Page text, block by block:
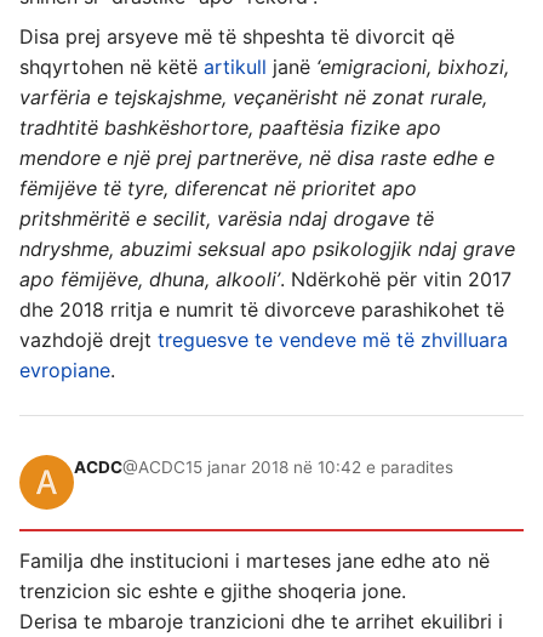
Disa prej arsyeve më të shpeshta të divorcit që
shqyrtohen në këtë artikull janë ‘emigracioni, bixhozi,
varfëria e tejskajshme, veçanërisht në zonat rurale,
tradhtitë bashkëshortore, paaftësia fizike apo
mendore e një prej partnerëve, në disa raste edhe e
fëmijëve të tyre, diferencat në prioritet apo
pritshmëritë e secilit, varësia ndaj drogave të
ndryshme, abuzimi seksual apo psikologjik ndaj grave
apo fëmijëve, dhuna, alkooli’. Ndërkohë për vitin 2017
dhe 2018 rritja e numrit të divorceve parashikohet të
vazhdojë drejt treguesve te vendeve më të zhvilluara
evropiane.
ACDC@ACDC15 janar 2018 në 10:42 e paradites
Familja dhe institucioni i marteses jane edhe ato në
trenzicion sic eshte e gjithe shoqeria jone.
Derisa te mbaroje tranzicioni dhe te arrihet ekuilibri i